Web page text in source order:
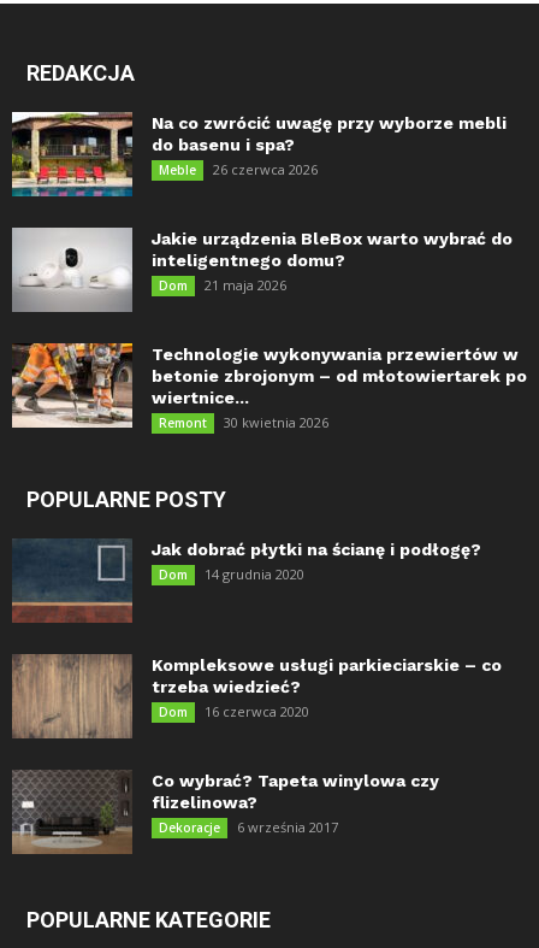
REDAKCJA
Na co zwrócić uwagę przy wyborze mebli
do basenu i spa?
Meble 26 czerwca 2026
Jakie urządzenia BleBox warto wybrać do
inteligentnego domu?
Dom 21 maja 2026
Technologie wykonywania przewiertów w
betonie zbrojonym – od młotowiertarek po
wiertnice...
Remont 30 kwietnia 2026
POPULARNE POSTY
Jak dobrać płytki na ścianę i podłogę?
Dom 14 grudnia 2020
Kompleksowe usługi parkieciarskie – co
trzeba wiedzieć?
Dom 16 czerwca 2020
Co wybrać? Tapeta winylowa czy
flizelinowa?
Dekoracje 6 września 2017
POPULARNE KATEGORIE